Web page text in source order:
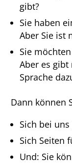
gibt?
Sie haben
Aber Sie ist
Sie
Aber es gibt
Sprache
Dann können
Sich bei
Sich Seiten
Und: Sie